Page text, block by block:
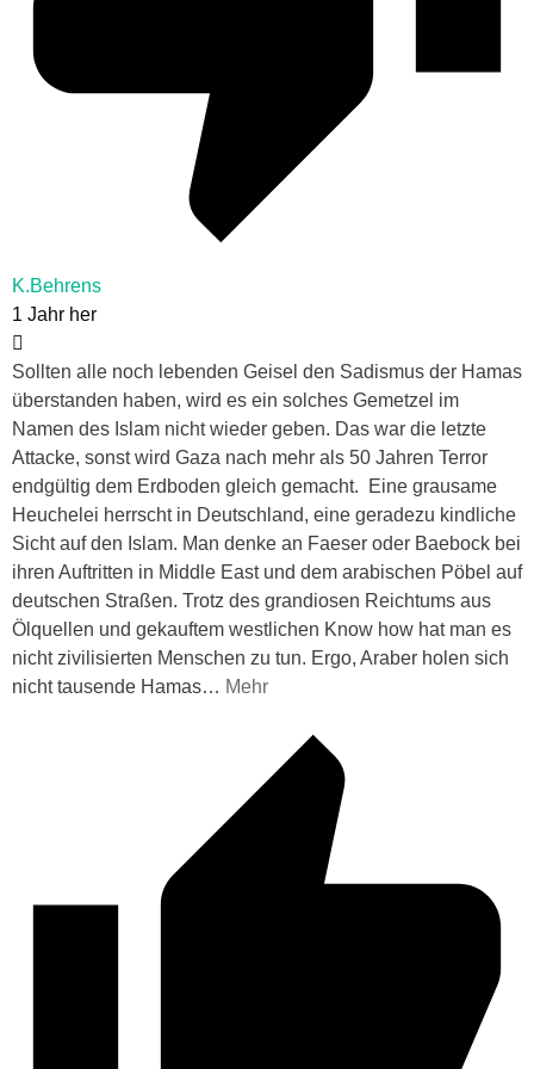
K.Behrens
1 Jahr her
Sollten alle noch lebenden Geisel den Sadismus der Hamas
überstanden haben, wird es ein solches Gemetzel im
Namen des Islam nicht wieder geben. Das war die letzte
Attacke, sonst wird Gaza nach mehr als 50 Jahren Terror
endgültig dem Erdboden gleich gemacht. Eine grausame
Heuchelei herrscht in Deutschland, eine geradezu kindliche
Sicht auf den Islam. Man denke an Faeser oder Baebock bei
ihren Auftritten in Middle East und dem arabischen Pöbel auf
deutschen Straßen. Trotz des grandiosen Reichtums aus
Ölquellen und gekauftem westlichen Know how hat man es
nicht zivilisierten Menschen zu tun. Ergo, Araber holen sich
nicht tausende Hamas… Mehr